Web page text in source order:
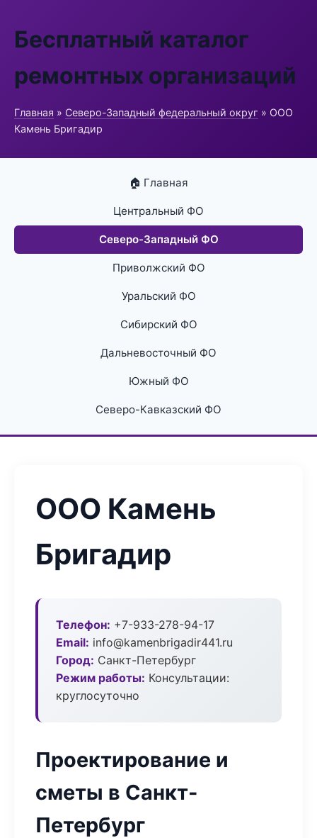
Бесплатный каталог
ремонтных организаций
Главная » Северо-Западный федеральный округ » ООО
Камень Бригадир
🏠 Главная
Центральный ФО
Северо-Западный ФО
Приволжский ФО
Уральский ФО
Сибирский ФО
Дальневосточный ФО
Южный ФО
Северо-Кавказский ФО
ООО Камень
Бригадир
Телефон: +7-933-278-94-17
Email: info@kamenbrigadir441.ru
Город: Санкт-Петербург
Режим работы: Консультации:
круглосуточно
Проектирование и
сметы в Санкт-
Петербург